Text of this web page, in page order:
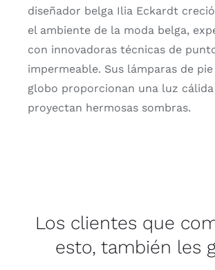
diseñador belga Ilia Eckardt
el ambiente de la moda belga,
con innovadoras técnicas de
impermeable. Sus lámparas de
globo proporcionan una luz
proyectan hermosas sombras.
Los clientes que
esto, también les